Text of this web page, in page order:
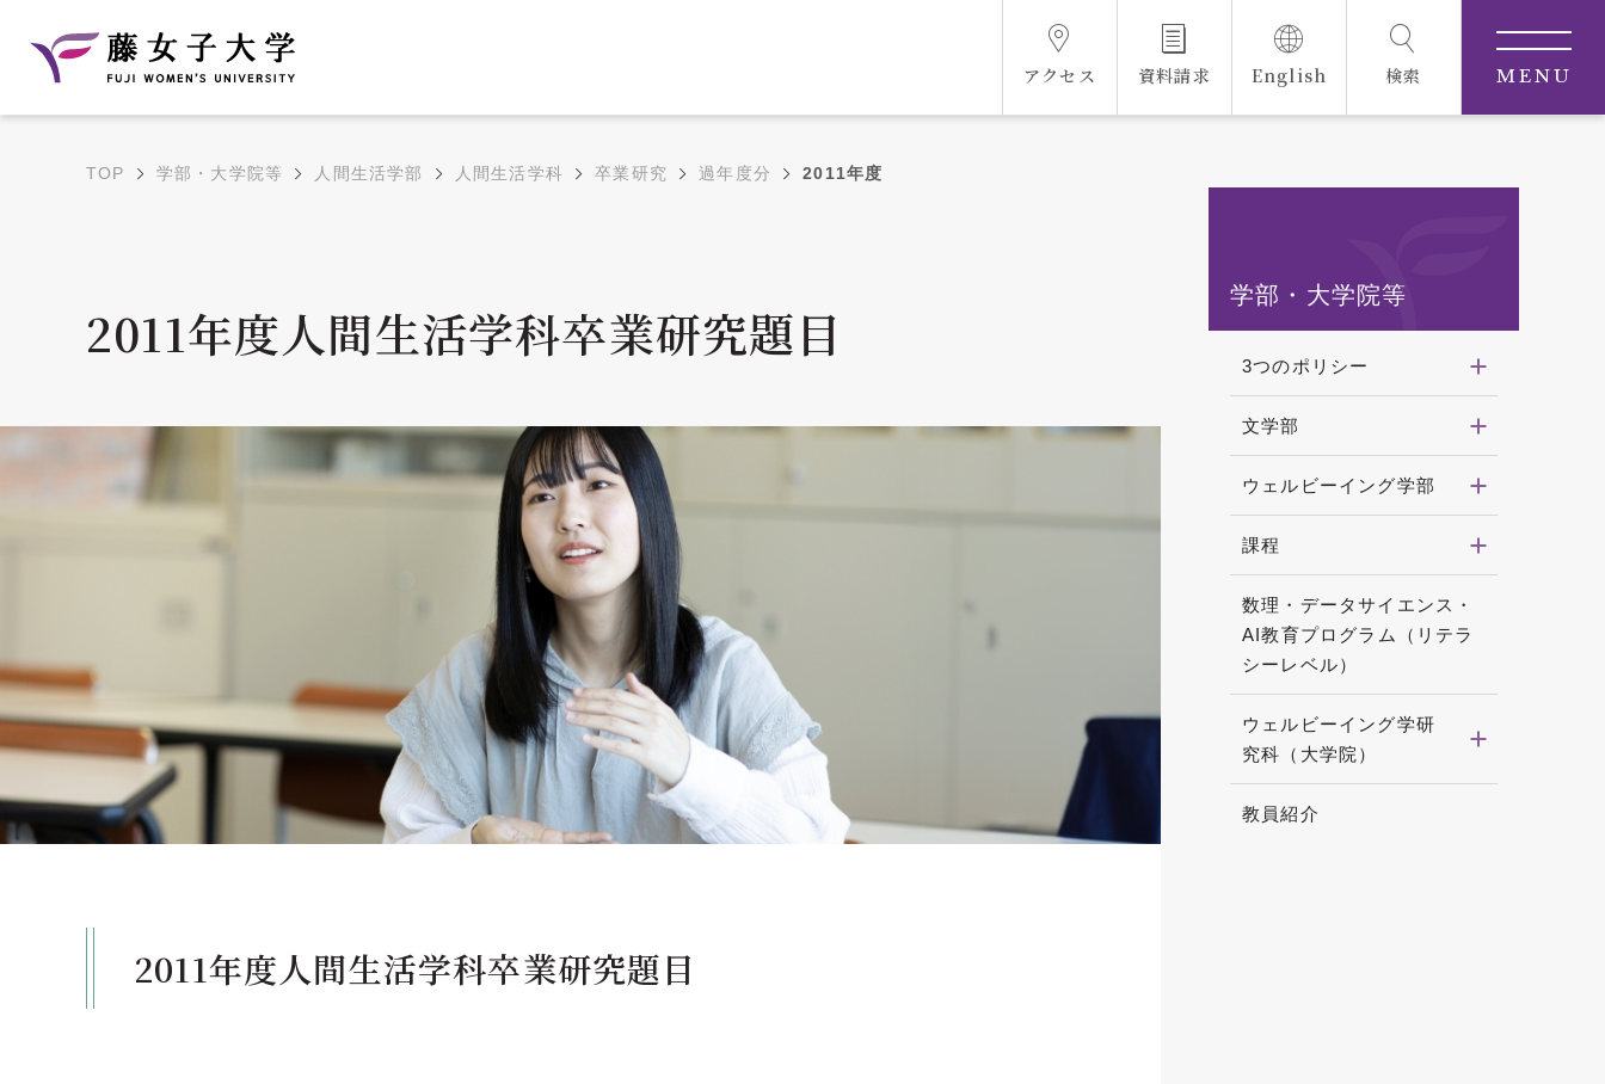
学部・学科の教育目的
大学院の教育目的
ュール
プレスリリース
広告掲載
取材・撮影依頼
メディア出演・掲載
シンボルマーク・校章
大学へのご支援につ
いて
税制上の優遇措置
相続財産によるご寄付
遺贈寄付について
情報公開
学則
アクセス 資料請求 English 検索 MENU
TOP 学部・大学院等 人間生活学部 人間生活学科 卒業研究 過年度分 2011年度
2011年度人間生活学科卒業研究題目
2011年度人間生活学科卒業研究題目
学部・大学院等
3つのポリシー
文学部
ウェルビーイング学部
課程
数理・データサイエンス・
AI教育プログラム（リテラ
シーレベル）
ウェルビーイング学研
究科（大学院）
教員紹介